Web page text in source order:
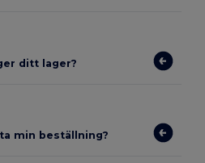
ditt lager?
min beställning?